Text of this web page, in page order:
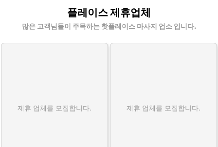
플레이스 제휴업체
많은 고객님들이 주목하는 핫플레이스 마사지 업소 입니다.
제휴 업체를 모집합니다. 제휴 업체를 모집합니다.